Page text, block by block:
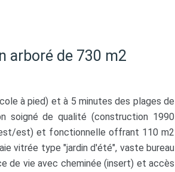
arboré de 730 m2
à pied) et à 5 minutes des plages de
soigné de qualité (construction 1990
est) et fonctionnelle offrant 110 m2
vitrée type "jardin d'été", vaste bureau
de vie avec cheminée (insert) et accès